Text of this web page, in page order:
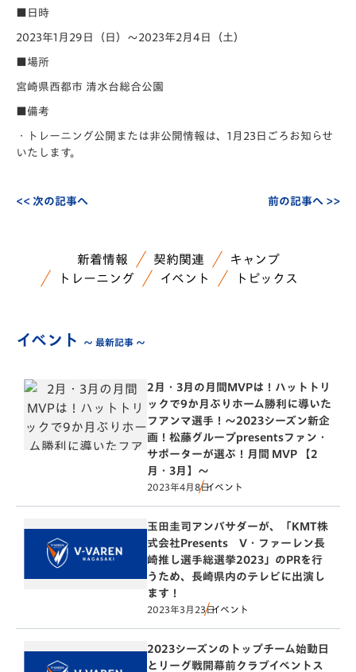
■日時
2023年1月29日（日）～2023年2月4日（土）
■場所
宮崎県西都市 清水台総合公園
■備考
・トレーニング公開または非公開情報は、1月23日ごろお知らせ
いたします。
<< 次の記事へ 前の記事へ >>
新着情報 契約関連
キャンプ
トレーニング
イベント トピックス
イベント ～ 最新記事 ～
2月・3月の月間MVPは！ハットトリ
ックで9か月ぶりホーム勝利に導いた
フアンマ選手！～2023シーズン新企
画！松藤グループpresentsファン・
サポーターが選ぶ！月間 MVP 【2
月・3月】～
2023年4月8日イベント
玉田圭司アンバサダーが、「KMT株
式会社Presents V・ファーレン長
崎推し選手総選挙2023」のPRを行
うため、長崎県内のテレビに出演し
ます！
2023年3月23日イベント
2023シーズンのトップチーム始動日
とリーグ戦開幕前クラブイベントス